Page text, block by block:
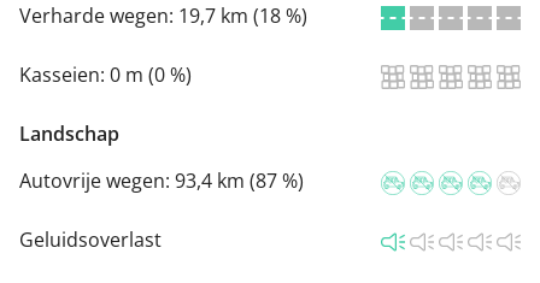
Verharde wegen: 19,7 km (18 %)
Kasseien: 0 m (0 %)
Landschap
Autovrije wegen: 93,4 km (87 %)
Geluidsoverlast